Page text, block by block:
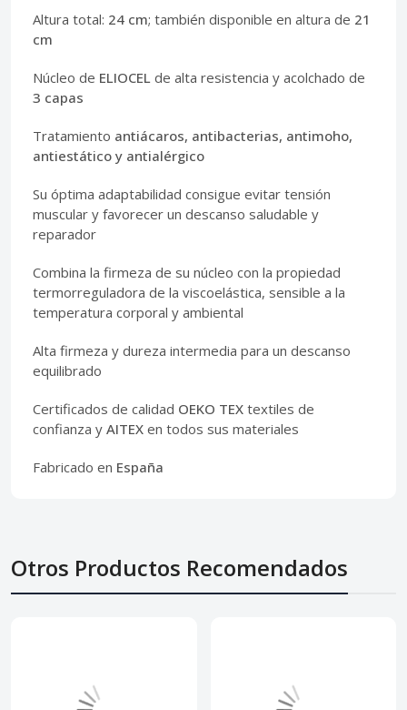
Altura total: 24 cm; también disponible en altura de 21
cm
Núcleo de ELIOCEL de alta resistencia y acolchado de
3 capas
Tratamiento antiácaros, antibacterias, antimoho,
antiestático y antialérgico
Su óptima adaptabilidad consigue evitar tensión
muscular y favorecer un descanso saludable y
reparador
Combina la firmeza de su núcleo con la propiedad
termorreguladora de la viscoelástica, sensible a la
temperatura corporal y ambiental
Alta firmeza y dureza intermedia para un descanso
equilibrado
Certificados de calidad OEKO TEX textiles de
confianza y AITEX en todos sus materiales
Fabricado en España
Otros Productos Recomendados